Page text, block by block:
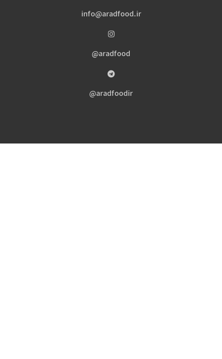
info@aradfood.ir
aradfood@
aradfoodir@